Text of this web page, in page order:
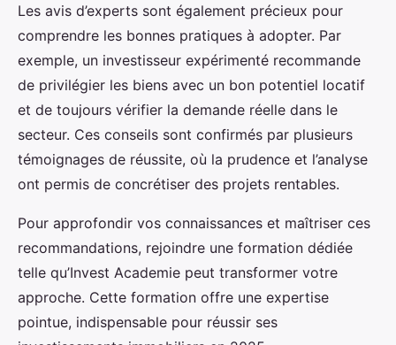
Les avis d’experts sont également précieux pour
comprendre les bonnes pratiques à adopter. Par
exemple, un investisseur expérimenté recommande
de privilégier les biens avec un bon potentiel locatif
et de toujours vérifier la demande réelle dans le
secteur. Ces conseils sont confirmés par plusieurs
témoignages de réussite, où la prudence et l’analyse
ont permis de concrétiser des projets rentables.
Pour approfondir vos connaissances et maîtriser ces
recommandations, rejoindre une formation dédiée
telle qu’Invest Academie peut transformer votre
approche. Cette formation offre une expertise
pointue, indispensable pour réussir ses